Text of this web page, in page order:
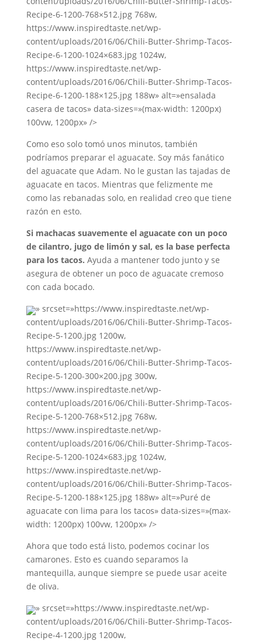
Recipe-6-1200-768×512.jpg 768w,
https://www.inspiredtaste.net/wp-
content/uploads/2016/06/Chili-Butter-Shrimp-Tacos-
Recipe-6-1200-1024×683.jpg 1024w,
https://www.inspiredtaste.net/wp-
content/uploads/2016/06/Chili-Butter-Shrimp-Tacos-
Recipe-6-1200-188×125.jpg 188w» alt=»ensalada
casera de tacos» data-sizes=»(max-width: 1200px)
100vw, 1200px» />
Como eso solo tomó unos minutos, también
podríamos preparar el aguacate. Soy más fanático
del aguacate que Adam. No le gustan las tajadas de
aguacate en tacos. Mientras que felizmente me
como las rebanadas solo, en realidad creo que tiene
razón en esto.
Si machacas suavemente el aguacate con un poco
de cilantro, jugo de limón y sal, es la base perfecta
para los tacos. Ayuda a mantener todo junto y se
asegura de obtener un poco de aguacate cremoso
con cada bocado.
» srcset=»https://www.inspiredtaste.net/wp-
content/uploads/2016/06/Chili-Butter-Shrimp-Tacos-
Recipe-5-1200.jpg 1200w,
https://www.inspiredtaste.net/wp-
content/uploads/2016/06/Chili-Butter-Shrimp-Tacos-
Recipe-5-1200-300×200.jpg 300w,
https://www.inspiredtaste.net/wp-
content/uploads/2016/06/Chili-Butter-Shrimp-Tacos-
Recipe-5-1200-768×512.jpg 768w,
https://www.inspiredtaste.net/wp-
content/uploads/2016/06/Chili-Butter-Shrimp-Tacos-
Recipe-5-1200-1024×683.jpg 1024w,
https://www.inspiredtaste.net/wp-
content/uploads/2016/06/Chili-Butter-Shrimp-Tacos-
Recipe-5-1200-188×125.jpg 188w» alt=»Puré de
aguacate con lima para los tacos» data-sizes=»(max-
width: 1200px) 100vw, 1200px» />
Ahora que todo está listo, podemos cocinar los
camarones. Esto es cuando separamos la
mantequilla, aunque siempre se puede usar aceite
de oliva.
» srcset=»https://www.inspiredtaste.net/wp-
content/uploads/2016/06/Chili-Butter-Shrimp-Tacos-
Recipe-4-1200.jpg 1200w,